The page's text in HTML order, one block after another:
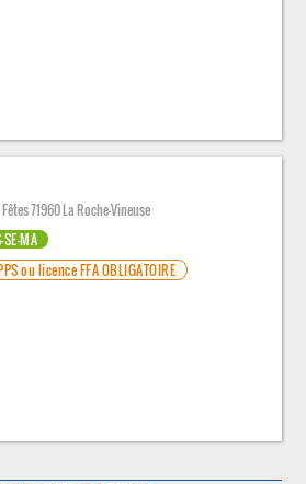
Fêtes 71960 La Roche-Vineuse
SE-MA
ou licence FFA OBLIGATOIRE